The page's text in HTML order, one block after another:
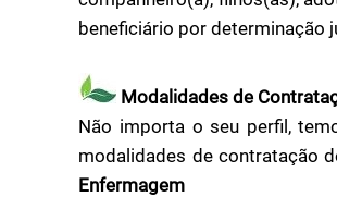
beneficiário por determinação
Modalidades de
Não importa o seu perfil,
modalidades de contratação
Enfermagem